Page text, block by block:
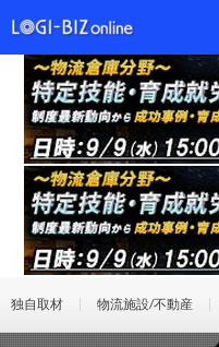
独自取材 物流施設/不動産